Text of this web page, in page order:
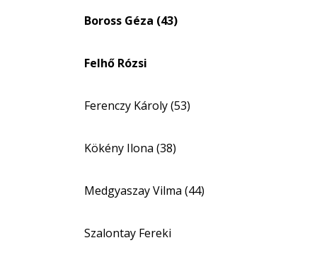
Boross Géza (43)
Felhő Rózsi
Ferenczy Károly (53)
Kökény Ilona (38)
Medgyaszay Vilma (44)
Szalontay Fereki